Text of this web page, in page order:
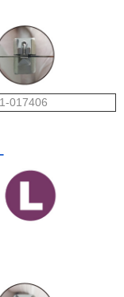
017406